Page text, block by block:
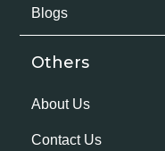
Blogs
Others
About Us
Contact Us